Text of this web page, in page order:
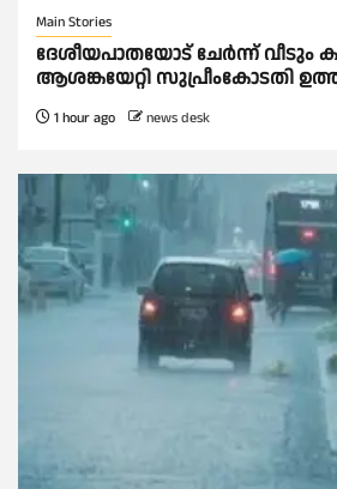
Main Stories
ദേശീയപാതയോട് ചേര്‍ന്ന് വീടും
ആശങ്കയേറ്റി സുപ്രീംകോടതി
1 hour ago news desk